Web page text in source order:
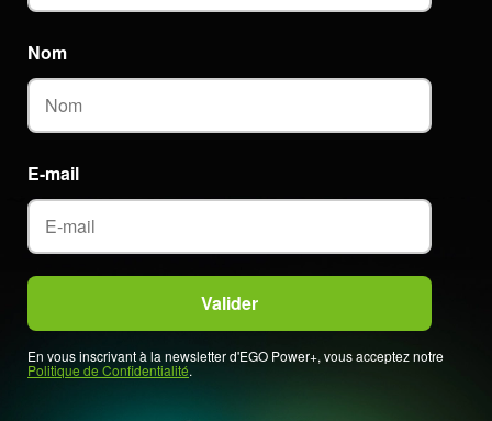
E-mail
Nom
En vous inscrivant à la newsletter d'EGO Power+, vous acceptez notre
Politique de Confidentialité.